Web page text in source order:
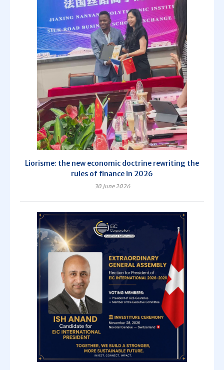
Liorisme: the new economic doctrine rewriting the
rules of finance in 2026
30 June 2026